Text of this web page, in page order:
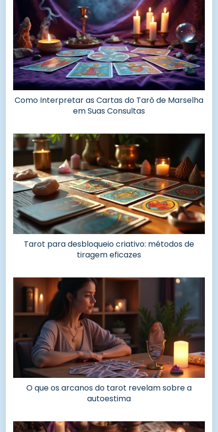
Como Interpretar as Cartas do Tarô de Marselha
em Suas Consultas
Tarot para desbloqueio criativo: métodos de
tiragem eficazes
O que os arcanos do tarot revelam sobre a
autoestima